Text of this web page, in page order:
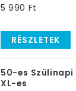
5 990 Ft
RÉSZLETEK
50-es Szülinapi
XL-es